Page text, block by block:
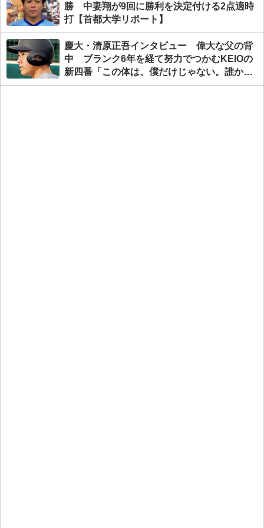
勝 中妻翔が9回に勝利を決定付ける2点適時
打【首都大学リポート】
慶大・清原正吾インタビュー 偉大な父の背
中 ブランク6年を経て努力でつかむKEIOの
新四番「この体は、僕だけじゃない。誰かの
活力になる人間になりたい」